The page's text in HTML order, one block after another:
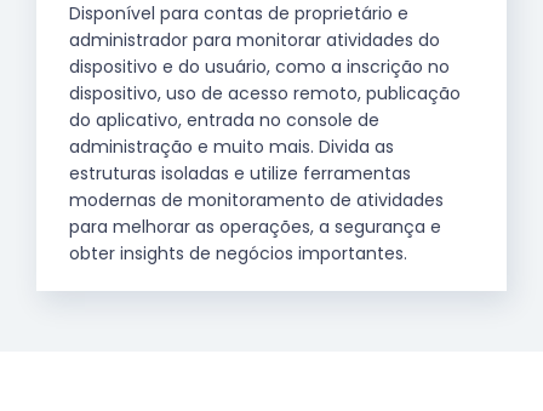
Disponível para contas de proprietário e
administrador para monitorar atividades do
dispositivo e do usuário, como a inscrição no
dispositivo, uso de acesso remoto, publicação
do aplicativo, entrada no console de
administração e muito mais. Divida as
estruturas isoladas e utilize ferramentas
modernas de monitoramento de atividades
para melhorar as operações, a segurança e
obter insights de negócios importantes.